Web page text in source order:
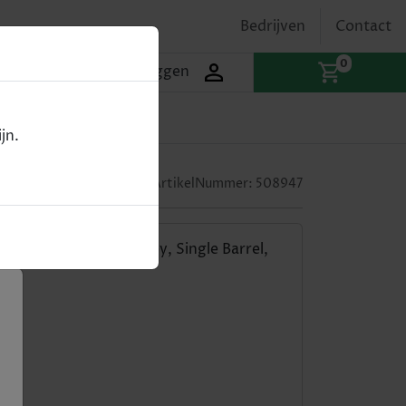
Bedrijven Contact
Inloggen 0
ArtikelNummer: 508947
Jack Daniel's Honey, Single Barrel,